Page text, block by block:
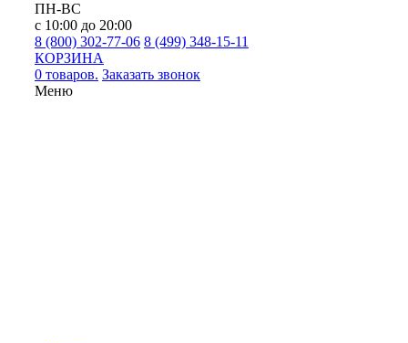
ПН-ВС
с 10:00 до 20:00
8 (800) 302-77-06 8 (499) 348-15-11
КОРЗИНА
0 товаров. Заказать звонок
Меню